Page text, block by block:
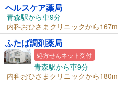
ヘルスケア薬局
青森駅から車9分
内科おひさまクリニックから167m
ふたば調剤薬局
処方せんネット受付
青森駅から車9分
内科おひさまクリニックから180m